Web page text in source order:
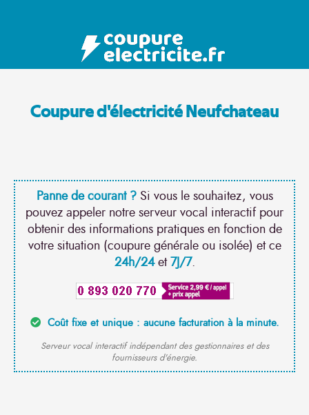
Coupure d'électricité Neufchateau
Panne de courant ?Si vous le souhaitez, vous
pouvez appeler notre serveur vocal interactif pour
obtenir des informations pratiques en fonction de
votre situation (coupure générale ou isolée) et ce
24h/24et7J/7.
Coût fixe et unique : aucune facturation à la minute.
Serveur vocal interactif indépendant des gestionnaires et des
fournisseurs d'énergie.